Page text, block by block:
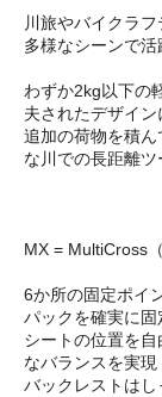
川旅やバイクラ
多様なシーンで
わずか2kg以下の
夫されたデザイ
追加の荷物を積
な川での長距離
MX = MultiCross
6か所の固定ポイ
パックを確実に固
シートの位置を
なバランスを実現
バックレストは